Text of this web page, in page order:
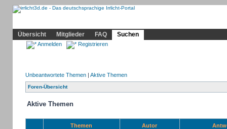
Übersicht
Mitglieder FAQ Suchen
Anmelden Registrieren
Unbeantwortete Themen| Aktive Themen
Foren-Übersicht
Aktive Themen
Themen Autor